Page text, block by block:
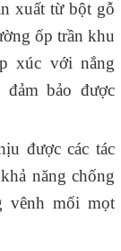
xuất từ bột gỗ
ốp trần khu
xúc với nắng
bảo được
được các tác
năng chống
vênh mối mọt